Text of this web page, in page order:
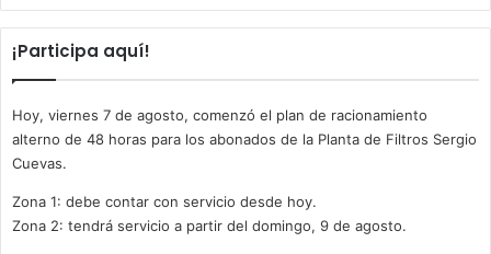
¡Participa aquí!
Hoy, viernes 7 de agosto, comenzó el plan de racionamiento
alterno de 48 horas para los abonados de la Planta de Filtros Sergio
Cuevas.
Zona 1: debe contar con servicio desde hoy.
Zona 2: tendrá servicio a partir del domingo, 9 de agosto.